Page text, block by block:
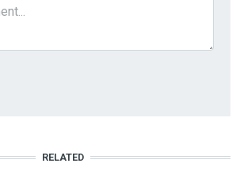
RELATED